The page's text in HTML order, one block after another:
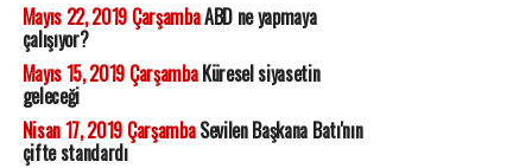
Mayıs 22, 2019 ÇarşambaABD ne yapmaya
çalışıyor?
Mayıs 15, 2019 ÇarşambaKüresel siyasetin
geleceği
Nisan 17, 2019 ÇarşambaSevilen Başkana Batı'nın
çifte standardı